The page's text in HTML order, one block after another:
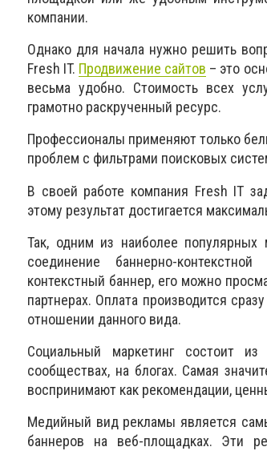
компании.
Однако для начала нужно решить
Fresh IT. Продвижение сайтов – это
весьма удобно. Стоимость всех
грамотно раскрученный ресурс.
Профессионалы применяют только
проблем с фильтрами поисковых
В своей работе компания Fresh IT
этому результат достигается
Так, одним из наиболее популярных
соединение баннерно-
контекстный баннер, его можно
партнерах. Оплата производится
отношении данного вида.
Социальный маркетинг состоит
сообществах, на блогах. Самая
воспринимают как рекомендации,
Медийный вид рекламы является
баннеров на веб-площадках. Эти